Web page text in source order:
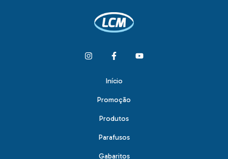
Início
Promoção
Produtos
Parafusos
Gabaritos